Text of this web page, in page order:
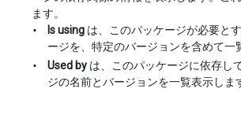
ます。
Is using は、このパッケージが必要と
ージを、特定のバージョンを含めて一
Used by は、このパッケージに依存し
ジの名前とバージョンを一覧表示しま